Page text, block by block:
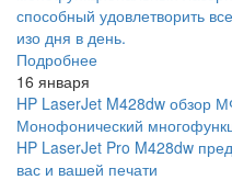
способный удовлетворить
изо дня в день.
Подробнее
16 января
HP LaserJet M428dw обзор
Монофонический
HP LaserJet Pro M428dw
вас и вашей печати